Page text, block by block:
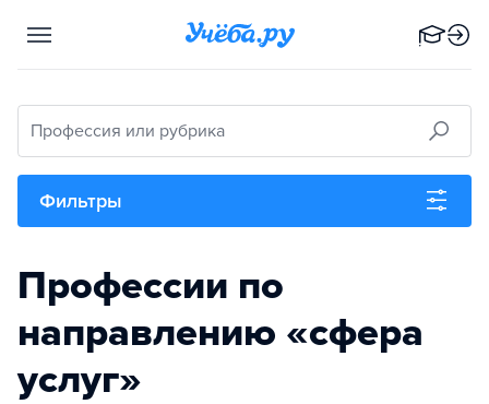
Профессия или рубрика
Фильтры
Профессии по
направлению «сфера
услуг»